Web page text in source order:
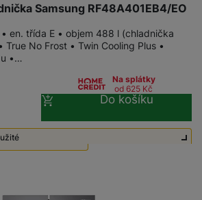
Samsung RF48A401EB4/EO
en. třída E • objem 488 l (chladnička
No Frost • Twin Cooling Plus •
•…
Na splátky
od 625 Kč
Do košíku